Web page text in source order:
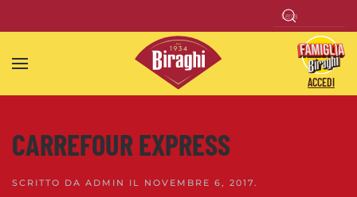
Skip to main content
ACCEDI
CARREFOUR EXPRESS
SCRITTO DA ADMIN IL NOVEMBRE 6, 2017.